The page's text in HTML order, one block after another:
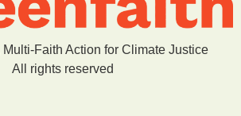
Faith Action for Climate Justice
All rights reserved